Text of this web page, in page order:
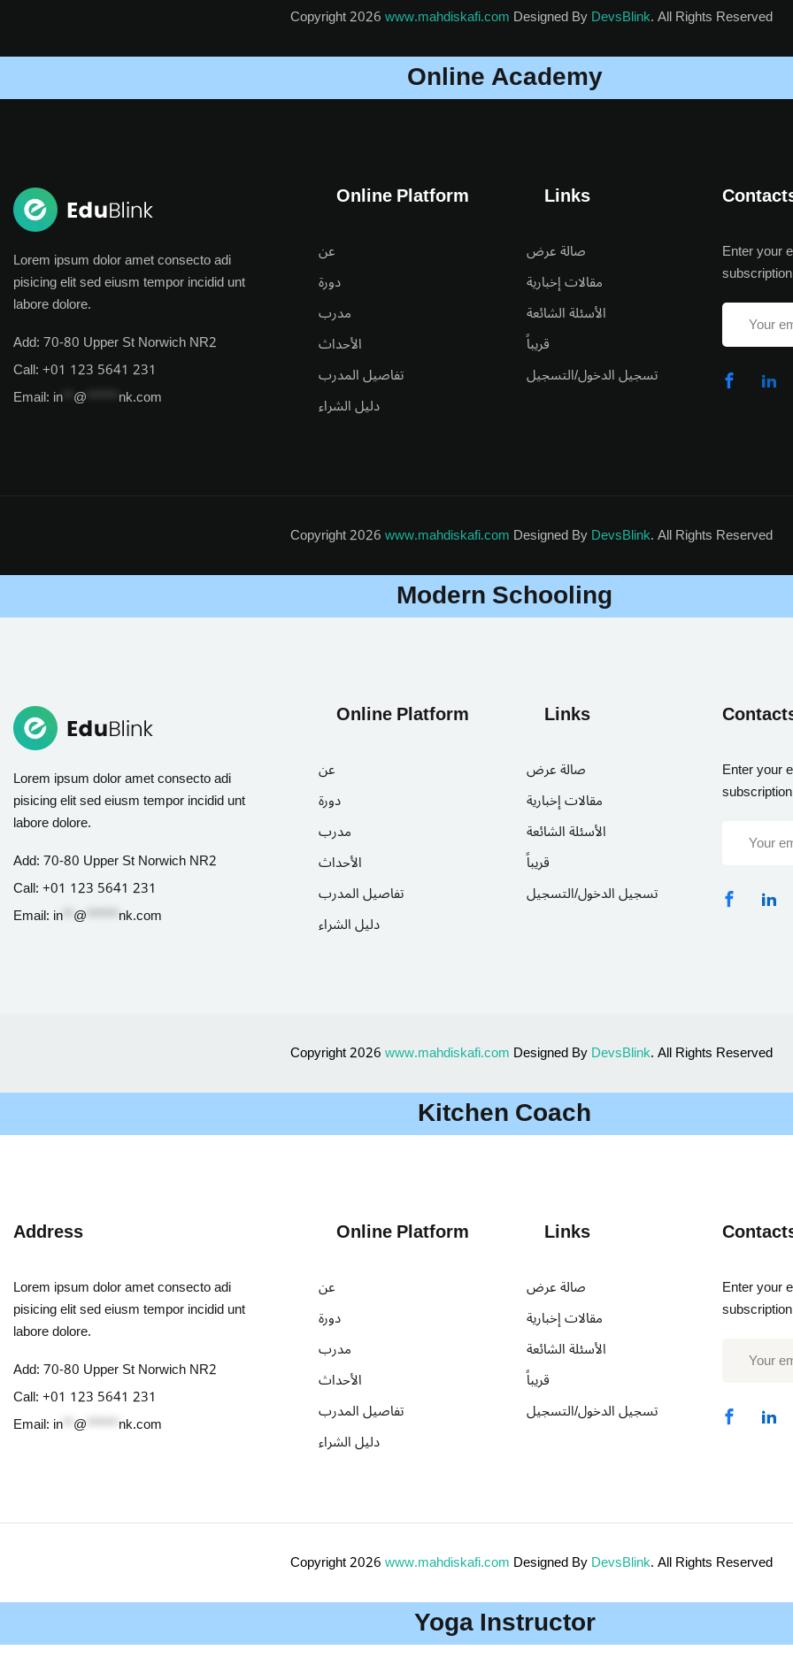
Copyright 2026www.mahdiskafi.comDesigned ByDevsBlink. All Rights Reserved
Online Academy
Lorem ipsum dolor amet consecto adi
pisicing elit sed eiusm tempor incidid unt
labore dolore.
Add:70-80 Upper St Norwich NR2
Call:+01 123 5641 231
Email:in @ nk.com
Online Platform
عن
دورة
مدرب
الأحداث
تفاصيل المدرب
دليل الشراء
Links
صالة عرض
مقالات إخبارية
الأسئلة الشائعة
قريباً
تسجيل الدخول/التسجيل
Enter your
subscription
Copyright 2026www.mahdiskafi.comDesigned ByDevsBlink. All Rights Reserved
Modern Schooling
Lorem ipsum dolor amet consecto adi
pisicing elit sed eiusm tempor incidid unt
labore dolore.
Add:70-80 Upper St Norwich NR2
Call:+01 123 5641 231
Email:in**@******nk.com
Online Platform
عن
دورة
مدرب
الأحداث
تفاصيل المدرب
دليل الشراء
Links
صالة عرض
مقالات إخبارية
الأسئلة الشائعة
قريباً
تسجيل الدخول/التسجيل
Enter your
subscription
Copyright 2026www.mahdiskafi.comDesigned ByDevsBlink. All Rights Reserved
Kitchen Coach
Address
Lorem ipsum dolor amet consecto adi
pisicing elit sed eiusm tempor incidid unt
labore dolore.
Add:70-80 Upper St Norwich NR2
Call:+01 123 5641 231
Email:in**@******nk.com
Online Platform
عن
دورة
مدرب
الأحداث
تفاصيل المدرب
دليل الشراء
Links
صالة عرض
مقالات إخبارية
الأسئلة الشائعة
قريباً
تسجيل الدخول/التسجيل
Enter your
subscription
Copyright 2026www.mahdiskafi.comDesigned ByDevsBlink. All Rights Reserved
Yoga Instructor